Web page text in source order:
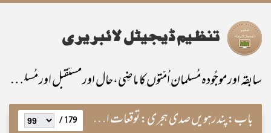
سابقہ اور موجُودہ مُسلمان اُمّتوں کا ماضِی،حال اور مستقبل اور مُسلمانانِ پاکستان کی خصوصی ذمّہ داری
باب:پندرہویں صدی ہجری: توقعات اور اندیشے 179 /